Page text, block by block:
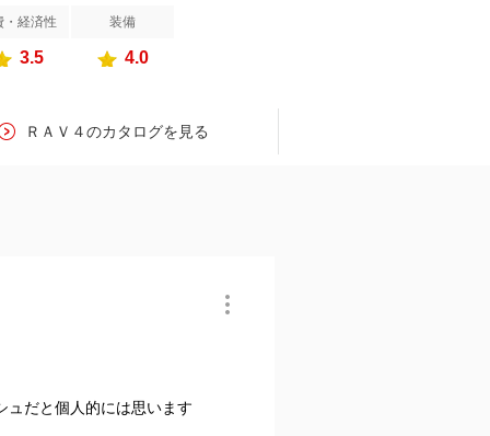
・経済性 装備
3.5 4.0
ＲＡＶ４のカタログを見る
ュだと個人的には思います